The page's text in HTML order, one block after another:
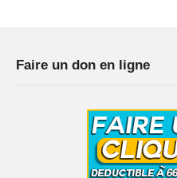
Faire un don en ligne